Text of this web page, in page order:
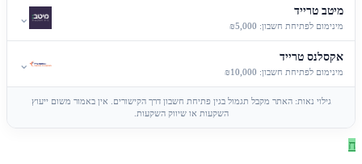
מיטב טרייד
מינימום לפתיחת חשבון: ₪5,000
⌄
אקסלנס טרייד
מינימום לפתיחת חשבון: ₪10,000
⌄
גילוי נאות: האתר מקבל תגמול בגין פתיחת חשבון דרך הקישורים. אין באמור משום ייעוץ
השקעות או שיווק השקעות.
ח